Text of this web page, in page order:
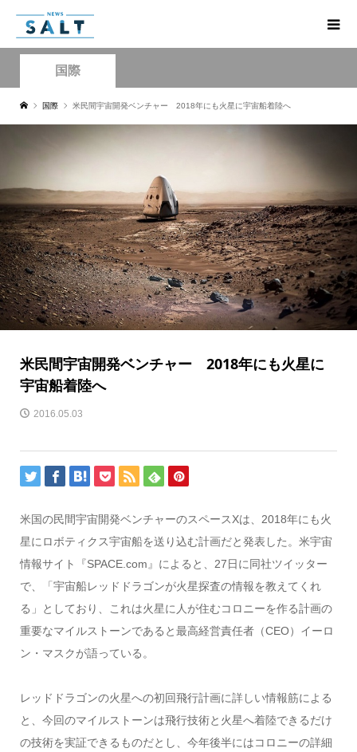
国際
国際 米民間宇宙開発ベンチャー 2018年にも火星に宇宙船着陸へ
米民間宇宙開発ベンチャー 2018年にも火星に
宇宙船着陸へ
2016.05.03
米国の民間宇宙開発ベンチャーのスペースXは、2018年にも火
星にロボティクス宇宙船を送り込む計画だと発表した。米宇宙
情報サイト『SPACE.com』によると、27日に同社ツイッター
で、「宇宙船レッドドラゴンが火星探査の情報を教えてくれ
る」としており、これは火星に人が住むコロニーを作る計画の
重要なマイルストーンであると最高経営責任者（CEO）イーロ
ン・マスクが語っている。
レッドドラゴンの火星への初回飛行計画に詳しい情報筋による
と、今回のマイルストーンは飛行技術と火星へ着陸できるだけ
の技術を実証できるものだとし、今年後半にはコロニーの詳細